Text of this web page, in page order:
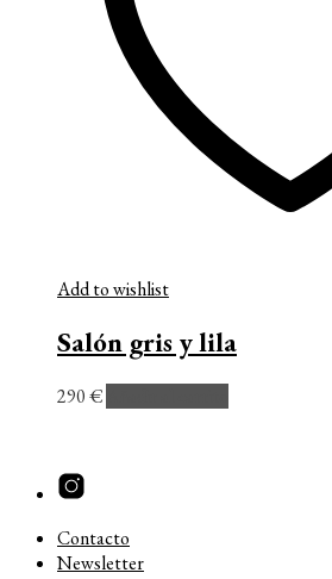
Add to wishlist
Salón gris y lila
290€
Contacto
Newsletter